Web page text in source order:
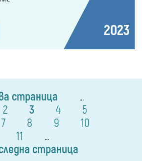
2023
страница ...
2 3 4
5
7 8 9
10
11
...
страница